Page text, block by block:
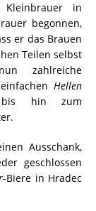
in
begonnen,
er das Brauen
Teilen selbst
zahlreiche
Hellen
hin zum
Ausschank,
geschlossen
-Biere in Hradec